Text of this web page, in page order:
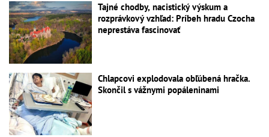
Tajné chodby, nacistický výskum a
rozprávkový vzhľad: Príbeh hradu Czocha
neprestáva fascinovať
Chlapcovi explodovala obľúbená hračka.
Skončil s vážnymi popáleninami